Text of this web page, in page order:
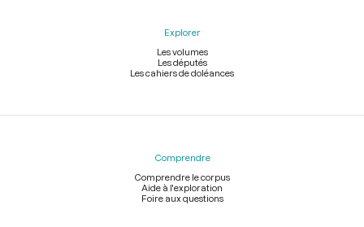
Explorer
Les volumes
Les députés
Les cahiers de doléances
Comprendre
Comprendre le corpus
Aide à l'exploration
Foire aux questions